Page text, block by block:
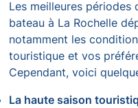
Les meilleures périodes
bateau à La Rochelle
notamment les
touristique et vos
Cependant, voici
La haute saison